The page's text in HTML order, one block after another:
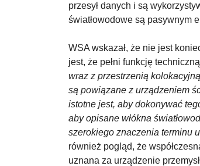
przesył danych i są
światłowodowe są pasywnym
WSA wskazał, że nie jest
jest, że pełni funkcję
wraz z przestrzenią
są powiązane z urządzeniem
istotne jest, aby dokonywać
aby opisane włókna
szerokiego znaczenia terminu
również pogląd, że
uznana za urządzenie